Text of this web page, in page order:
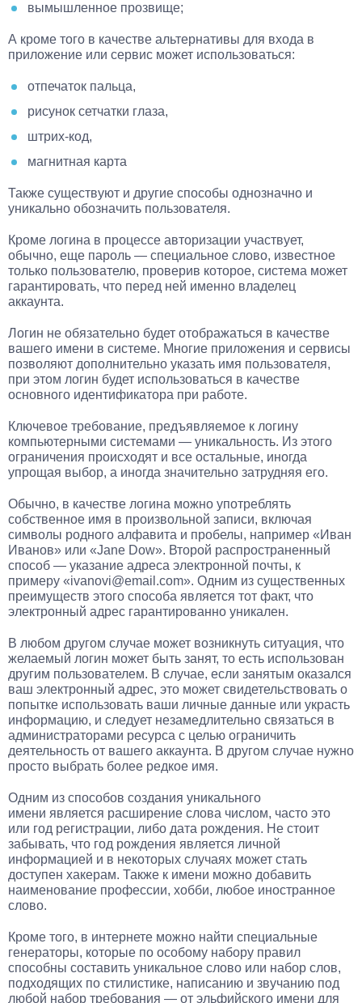
вымышленное прозвище;
А кроме того в качестве альтернативы для входа в
приложение или сервис может использоваться:
отпечаток пальца,
рисунок сетчатки глаза,
штрих-код,
магнитная карта
Также существуют и другие способы однозначно и
уникально обозначить пользователя.
Кроме логина в процессе авторизации участвует,
обычно, еще пароль — специальное слово, известное
только пользователю, проверив которое, система может
гарантировать, что перед ней именно владелец
аккаунта.
Логин не обязательно будет отображаться в качестве
вашего имени в системе. Многие приложения и сервисы
позволяют дополнительно указать имя пользователя,
при этом логин будет использоваться в качестве
основного идентификатора при работе.
Ключевое требование, предъявляемое к логину
компьютерными системами — уникальность. Из этого
ограничения происходят и все остальные, иногда
упрощая выбор, а иногда значительно затрудняя его.
Обычно, в качестве логина можно употреблять
собственное имя в произвольной записи, включая
символы родного алфавита и пробелы, например «Иван
Иванов» или «Jane Dow». Второй распространенный
способ — указание адреса электронной почты, к
примеру «ivanovi@email.com». Одним из существенных
преимуществ этого способа является тот факт, что
электронный адрес гарантированно уникален.
В любом другом случае может возникнуть ситуация, что
желаемый логин может быть занят, то есть использован
другим пользователем. В случае, если занятым оказался
ваш электронный адрес, это может свидетельствовать о
попытке использовать ваши личные данные или украсть
информацию, и следует незамедлительно связаться в
администраторами ресурса с целью ограничить
деятельность от вашего аккаунта. В другом случае нужно
просто выбрать более редкое имя.
Одним из способов создания уникального
имени является расширение слова числом, часто это
или год регистрации, либо дата рождения. Не стоит
забывать, что год рождения является личной
информацией и в некоторых случаях может стать
доступен хакерам. Также к имени можно добавить
наименование профессии, хобби, любое иностранное
слово.
Кроме того, в интернете можно найти специальные
генераторы, которые по особому набору правил
способны составить уникальное слово или набор слов,
подходящих по стилистике, написанию и звучанию под
любой набор требования — от эльфийского имени для